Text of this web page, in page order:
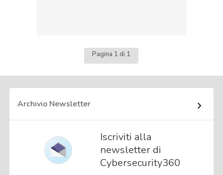
Pagina 1 di 1
Archivio Newsletter
Iscriviti alla
newsletter di
Cybersecurity360